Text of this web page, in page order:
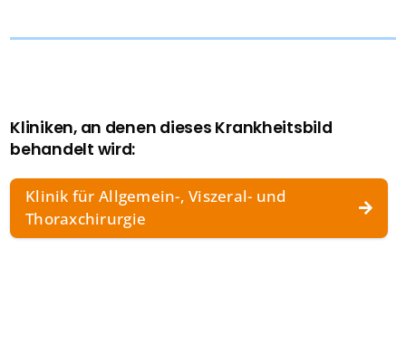
Kliniken, an denen dieses Krankheitsbild
behandelt wird:
Klinik für Allgemein-, Viszeral- und
Thoraxchirurgie